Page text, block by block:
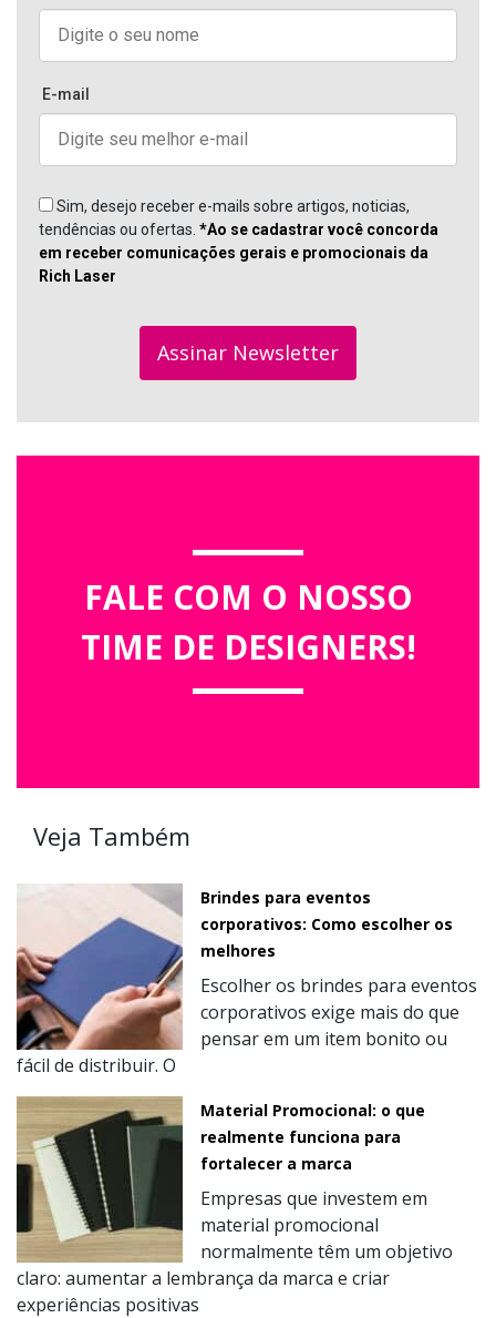
E-mail
Sim, desejo receber e-mails sobre artigos, noticias,
tendências ou ofertas. *Ao se cadastrar você concorda
em receber comunicações gerais e promocionais da
Rich Laser
Assinar Newsletter
FALE COM O NOSSO
TIME DE DESIGNERS!
Veja Também
Brindes para eventos
corporativos: Como escolher os
melhores
Escolher os brindes para eventos
corporativos exige mais do que
pensar em um item bonito ou
fácil de distribuir. O
Material Promocional: o que
realmente funciona para
fortalecer a marca
Empresas que investem em
material promocional
normalmente têm um objetivo
claro: aumentar a lembrança da marca e criar
experiências positivas